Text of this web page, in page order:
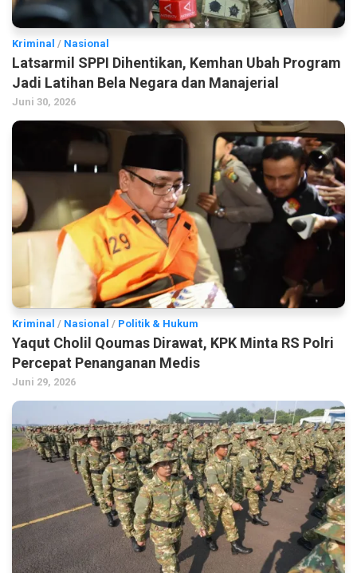
Kriminal / Nasional
Latsarmil SPPI Dihentikan, Kemhan Ubah Program
Jadi Latihan Bela Negara dan Manajerial
Juni 30, 2026
Kriminal / Nasional / Politik & Hukum
Yaqut Cholil Qoumas Dirawat, KPK Minta RS Polri
Percepat Penanganan Medis
Juni 29, 2026